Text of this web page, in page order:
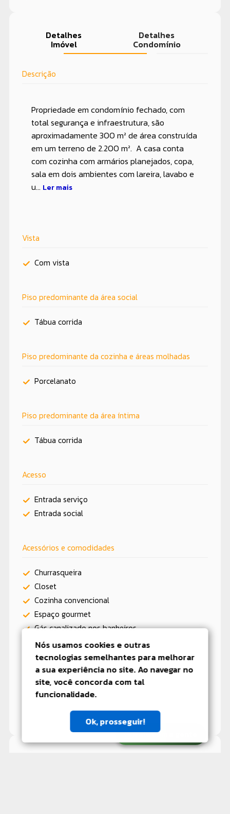
Fale com a gente
Detalhes
Imóvel
Detalhes
Condomínio
Descrição
Propriedade em condomínio fechado, com
total segurança e infraestrutura, são
aproximadamente 300 m² de área construída
em um terreno de 2.200 m². A casa conta
com cozinha com armários planejados, copa,
sala em dois ambientes com lareira, lavabo e
u... Ler mais
Vista
Com vista
Piso predominante da área social
Tábua corrida
Piso predominante da cozinha e áreas molhadas
Porcelanato
Piso predominante da área íntima
Tábua corrida
Acesso
Entrada serviço
Entrada social
Acessórios e comodidades
Churrasqueira
Closet
Cozinha convencional
Espaço gourmet
Gás canalizado nos banheiros
Lareira
Lavabo
Mobiliado
Spa Jacuzzi
Varanda
Nós usamos cookies e outras
tecnologias semelhantes para melhorar
a sua experiência no site. Ao navegar no
site, você concorda com tal
funcionalidade.
Ok, prosseguir!